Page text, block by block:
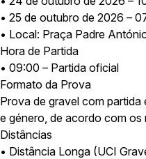
• 25 de outubro de 2026 –
• Local: Praça Padre
Hora de Partida
• 09:00 – Partida oficial
Formato da Prova
Prova de gravel com
e género, de acordo com os
Distâncias
• Distância Longa (UCI